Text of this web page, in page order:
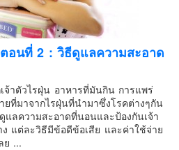
อนที่ 2 : วิธีดูแลความสะอาด
จ้าตัวไรฝุ่น อาหารที่มันกิน การแพร่
ยที่มาจากไรฝุ่นที่นำมาซึ่งโรคต่างๆกัน
แลความสะอาดที่นอนและป้องกันเจ้า
แต่ละวิธีมีข้อดีข้อเสีย และค่าใช้จ่าย
ย ...